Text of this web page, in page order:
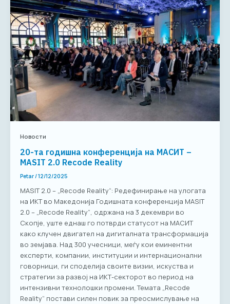
Новости
20-та годишна конференција на МАСИТ –
MASIT 2.0 Recode Reality
Petar/12/12/2025
MASIT 2.0 – „Recode Reality“: Редефинирање на улогата
на ИКТ во Македонија Годишната конференција MASIT
2.0 – „Recode Reality“, одржана на 3 декември во
Скопје, уште еднаш го потврди статусот на МАСИТ
како клучен двигател на дигиталната трансформација
во земјава. Над 300 учесници, меѓу кои еминентни
експерти, компании, институции и интернационални
говорници, ги споделија своите визии, искуства и
стратегии за развој на ИКТ-секторот во период на
интензивни технолошки промени. Темата „Recode
Reality“ постави силен повик за преосмислување на